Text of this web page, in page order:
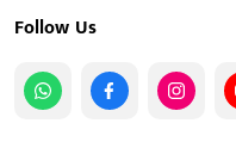
Follow Us